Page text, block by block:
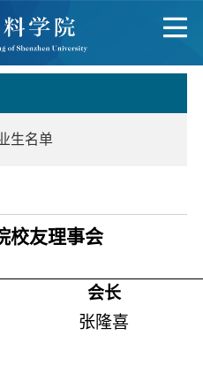
生名单
校友理事会
会长
张隆喜